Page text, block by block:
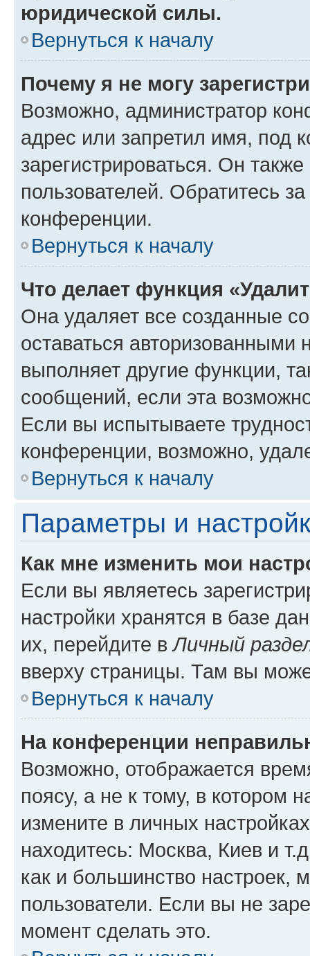
юридической силы.
Вернуться к началу
Почему я не могу
Возможно, администратор
адрес или запретил имя, под
зарегистрироваться. Он
пользователей. Обратитесь
конференции.
Вернуться к началу
Что делает функция
Она удаляет все созданные
оставаться авторизованными
выполняет другие функции,
сообщений, если эта
Если вы испытываете
конференции, возможно,
Вернуться к началу
Параметры и
Как мне изменить мои
Если вы являетесь
настройки хранятся в базе
их, перейдите вЛичный
вверху страницы. Там вы
Вернуться к началу
На конференции
Возможно, отображается
поясу, а не к тому, в котором
измените в личных
находитесь: Москва, Киев и
как и большинство настроек,
пользователи. Если вы не
момент сделать это.